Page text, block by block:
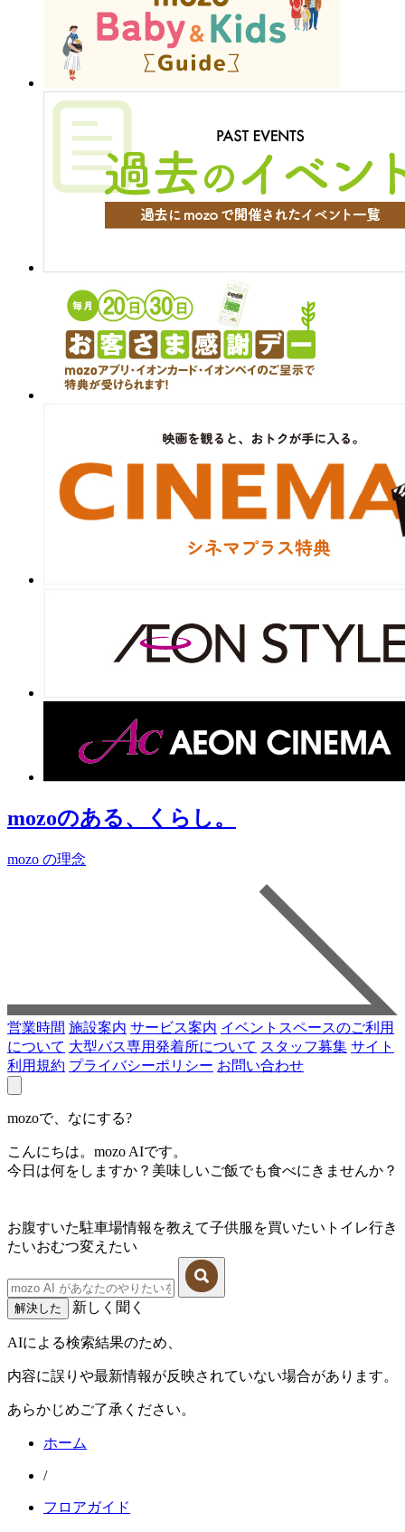
mozoのある、くらし。
mozo の理念
営業時間 施設案内 サービス案内 イベントスペースのご利用
について 大型バス専用発着所について スタッフ募集 サイト
利用規約 プライバシーポリシー お問い合わせ
mozoで、なにする?
こんにちは。mozo AIです。
今日は何をしますか？美味しいご飯でも食べにきませんか？
お腹すいた駐車場情報を教えて子供服を買いたい トイレ行き
たいおむつ変えたい
解決した 新しく聞く
AIによる検索結果のため、
内容に誤りや最新情報が反映されていない場合があります。
あらかじめご了承ください。
ホーム
/
フロアガイド